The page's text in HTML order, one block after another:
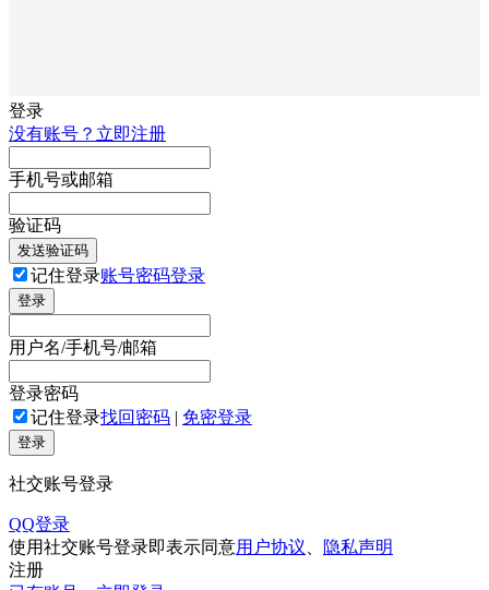
登录
没有账号？立即注册
手机号或邮箱
验证码
发送验证码
记住登录账号密码登录
登录
用户名/手机号/邮箱
登录密码
记住登录找回密码 | 免密登录
登录
社交账号登录
QQ登录
使用社交账号登录即表示同意用户协议
隐私声明
注册